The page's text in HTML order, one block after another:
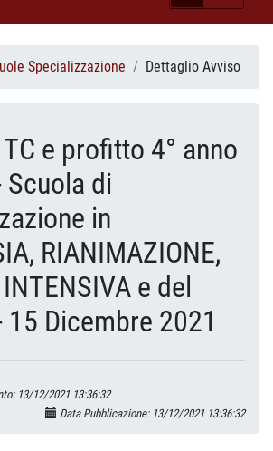
Specializzazione Dettaglio Avviso
e profitto 4° anno
di
in
RIANIMAZIONE,
e del
15 Dicembre 2021
13/12/2021 13:36:32
Data Pubblicazione: 13/12/2021 13:36:32